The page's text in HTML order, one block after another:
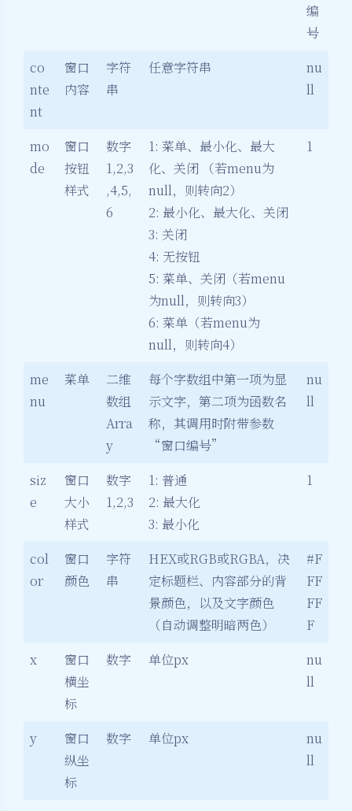
编
号
co
nte
nt
窗口
内容
字符
串
任意字符串
nu
ll
mo
de
窗口
按钮
样式
数字
1,2,3
,4,5,
6
1: 菜单、最小化、最大
化、关闭 （若menu为
null，则转向2）
2: 最小化、最大化、关闭
3: 关闭
4: 无按钮
5: 菜单、关闭（若menu
为null，则转向3）
6: 菜单（若menu为
null，则转向4）
1
me
nu
菜单
二维
数组
Arra
y
每个字数组中第一项为显
示文字，第二项为函数名
称，其调用时附带参数
“窗口编号”
nu
ll
siz
e
窗口
大小
样式
数字
1,2,3
1: 普通
2: 最大化
3: 最小化
1
col
or
窗口
颜色
字符
串
HEX或RGB或RGBA，决
定标题栏、内容部分的背
景颜色，以及文字颜色
（自动调整明暗两色）
#F
FF
FF
F
x
窗口
横坐
标
数字 单位px
nu
ll
y
窗口
纵坐
标
数字 单位px
nu
ll